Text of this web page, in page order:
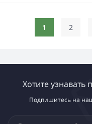
1 2
Хотите узнавать
Подпишитесь на